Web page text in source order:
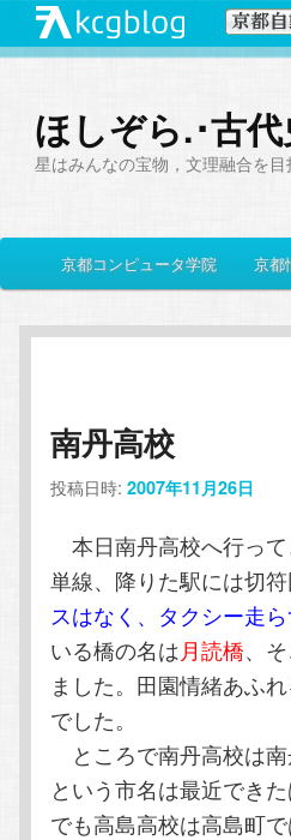
ほしぞら.･古
星はみんなの宝物，文理融合を目
イ
メ
イ
コ
ン
テ
ン
ツ
へ
移
サ
ブ
ン
テ
ン
ツ
へ
移
動
京都コンピュータ学院 京都
南丹高校
投稿日時:2007年11月26日
本日南丹高校へ行っ
単線、降りた駅には切
スはなく、タクシー走
いる橋の名は月読橋、
ました。田園情緒あふ
でした。
ところで南丹高校は
という市名は最近でき
でも高島高校は高島町